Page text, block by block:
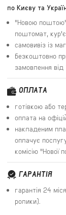
по Києву та
"Новою
поштомат,
самовивіз із
безкоштовно
замовлення від
ОПЛАТА
готівкою або
оплата на
накладеним
оплачує
комісію "Нової
ГАРАНТІЯ
гарантія 24
ролики).